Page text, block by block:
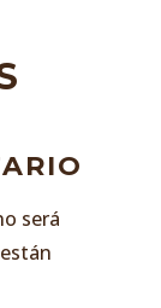
será